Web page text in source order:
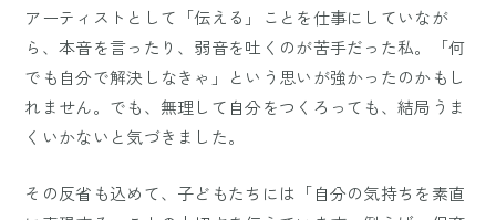
アーティストとして「伝える」ことを仕事にしていなが
ら、本音を言ったり、弱音を吐くのが苦手だった私。「何
でも自分で解決しなきゃ」という思いが強かったのかもし
れません。でも、無理して自分をつくろっても、結局うま
くいかないと気づきました。
その反省も込めて、子どもたちには「自分の気持ちを素直